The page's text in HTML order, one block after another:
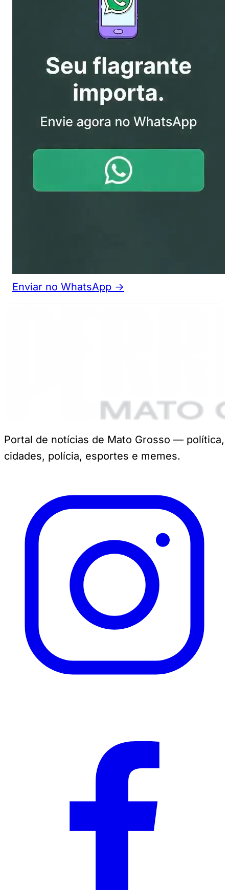
Enviar no WhatsApp →
Portal de notícias de Mato Grosso — política,
cidades, polícia, esportes e memes.